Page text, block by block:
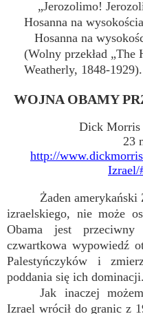
„Jerozolimo!
Hosanna na
Hosanna na
(Wolny przekład
Weatherly, 1848-1929).
WOJNA OBAMY
Dick Morris
23
http://
Izrael/
Żaden
izraelskiego, nie może
Obama jest przeciwny
czwartkowa wypowiedź
Palestyńczyków i
poddania się ich dominacji.
Jak inaczej
Izrael wrócił do granic z